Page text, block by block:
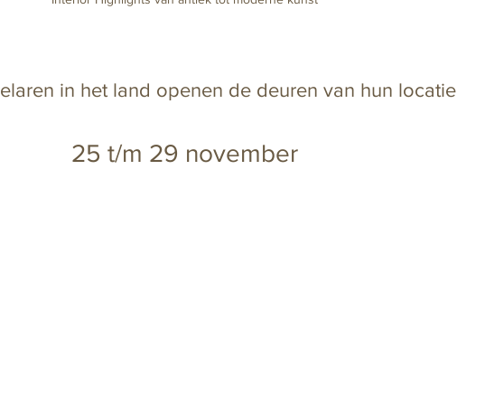
in het land openen de deuren van hun locatie
25 t/m 29 november